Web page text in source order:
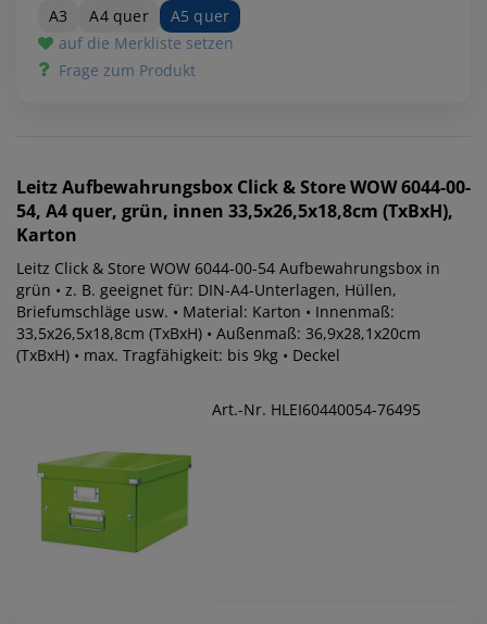
A3
A4 quer
A5 quer
auf die Merkliste setzen
Frage zum Produkt
LeitzAufbewahrungsbox Click & Store WOW 6044-00-
54, A4 quer, grün, innen 33,5x26,5x18,8cm (TxBxH),
Karton
Leitz Click & Store WOW 6044-00-54 Aufbewahrungsbox in
grün • z. B. geeignet für: DIN-A4-Unterlagen, Hüllen,
Briefumschläge usw. • Material: Karton • Innenmaß:
33,5x26,5x18,8cm (TxBxH) • Außenmaß: 36,9x28,1x20cm
(TxBxH) • max. Tragfähigkeit: bis 9kg • Deckel
Art.-Nr. HLEI60440054-76495